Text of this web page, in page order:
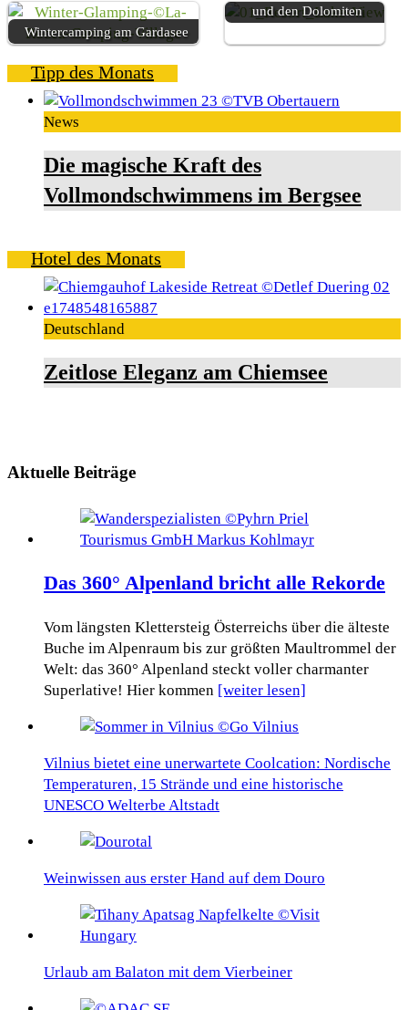
Wintercamping am Gardasee
und den Dolomiten
Tipp des Monats
News
Die magische Kraft des
Vollmondschwimmens im Bergsee
Hotel des Monats
Deutschland
Zeitlose Eleganz am Chiemsee
Aktuelle Beiträge
Das 360° Alpenland bricht alle Rekorde
Vom längsten Klettersteig Österreichs über die älteste
Buche im Alpenraum bis zur größten Maultrommel der
Welt: das 360° Alpenland steckt voller charmanter
Superlative! Hier kommen [weiter lesen]
Vilnius bietet eine unerwartete Coolcation: Nordische
Temperaturen, 15 Strände und eine historische
UNESCO Welterbe Altstadt
Weinwissen aus erster Hand auf dem Douro
Urlaub am Balaton mit dem Vierbeiner